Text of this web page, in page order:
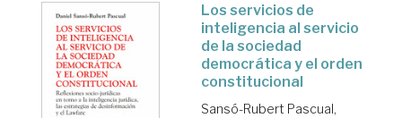
Los servicios de
inteligencia al servicio
de la sociedad
democrática y el orden
constitucional
Sansó-Rubert Pascual,